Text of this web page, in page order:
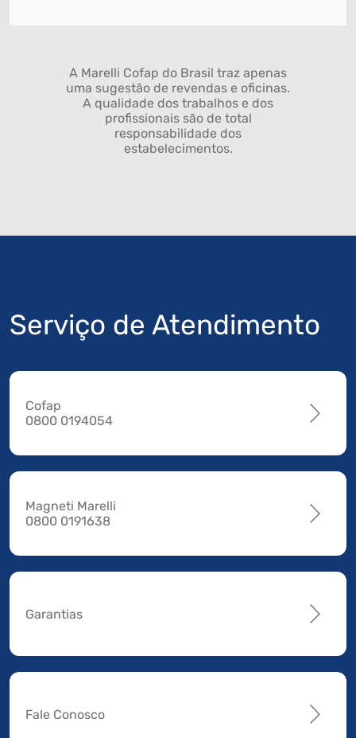
A Marelli Cofap do Brasil traz apenas
uma sugestão de revendas e oficinas.
A qualidade dos trabalhos e dos
profissionais são de total
responsabilidade dos
estabelecimentos.
Serviço de Atendimento
Cofap
0800 0194054
Magneti Marelli
0800 0191638
Garantias
Fale Conosco